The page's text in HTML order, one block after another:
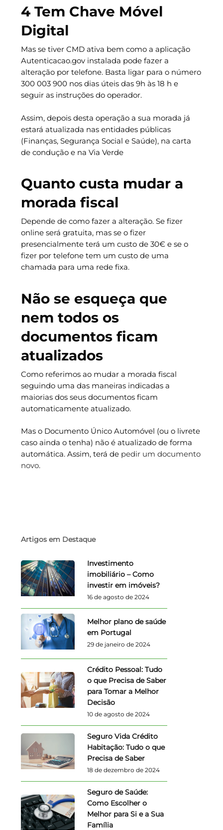
4 Tem Chave Móvel
Digital
Mas se tiver CMD ativa bem como a aplicação
Autenticacao.gov instalada pode fazer a
alteração por telefone. Basta ligar para o número
300 003 900 nos dias úteis das 9h às 18 h e
seguir as instruções do operador.
Assim, depois desta operação a sua morada já
estará atualizada nas entidades públicas
(Finanças, Segurança Social e Saúde), na carta
de condução e na Via Verde
Quanto custa mudar a
morada fiscal
Depende de como fazer a alteração. Se fizer
online será gratuita, mas se o fizer
presencialmente terá um custo de 30€ e se o
fizer por telefone tem um custo de uma
chamada para uma rede fixa.
Não se esqueça que
nem todos os
documentos ficam
atualizados
Como referimos ao mudar a morada fiscal
seguindo uma das maneiras indicadas a
maiorias dos seus documentos ficam
automaticamente atualizado.
Mas o Documento Único Automóvel (ou o livrete
caso ainda o tenha) não é atualizado de forma
automática. Assim, terá de pedir um documento
novo.
Artigos em Destaque
Investimento
imobiliário – Como
investir em imóveis?
16 de agosto de 2024
Melhor plano de saúde
em Portugal
29 de janeiro de 2024
Crédito Pessoal: Tudo
o que Precisa de Saber
para Tomar a Melhor
Decisão
10 de agosto de 2024
Seguro Vida Crédito
Habitação: Tudo o que
Precisa de Saber
18 de dezembro de 2024
Seguro de Saúde:
Como Escolher o
Melhor para Si e a Sua
Família